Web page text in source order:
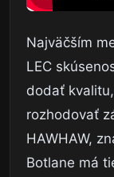
Najväčším
LEC
dodať
rozhodovať
HAWHAW,
Botlane má